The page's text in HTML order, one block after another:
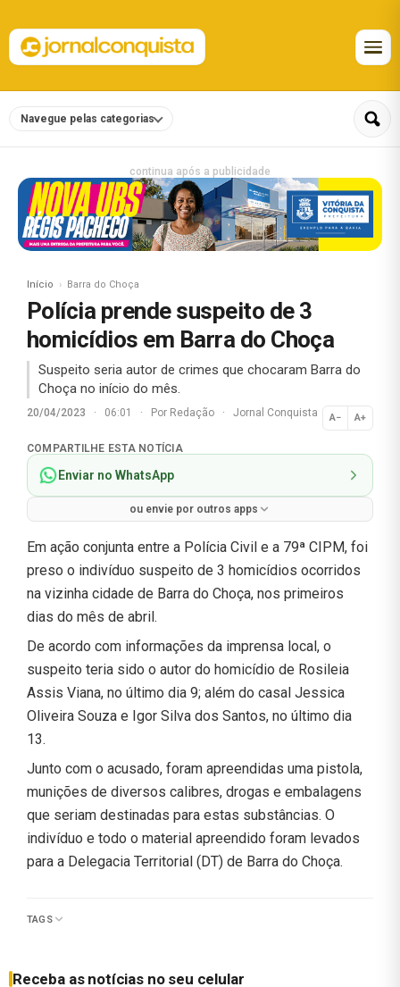
Navegue pelas categorias
continua após a publicidade
Início Barra do Choça
Polícia prende suspeito de 3
homicídios em Barra do Choça
Suspeito seria autor de crimes que chocaram Barra do
Choça no início do mês.
20/04/2023 · 06:01 · Por Redação · Jornal Conquista A− A+
Normal
COMPARTILHE ESTA NOTÍCIA
Enviar no WhatsApp
ou envie por outros apps
Em ação conjunta entre a Polícia Civil e a 79ª CIPM, foi
preso o indivíduo suspeito de 3 homicídios ocorridos
na vizinha cidade de Barra do Choça, nos primeiros
dias do mês de abril.
De acordo com informações da imprensa local, o
suspeito teria sido o autor do homicídio de Rosileia
Assis Viana, no último dia 9; além do casal Jessica
Oliveira Souza e Igor Silva dos Santos, no último dia
13.
Junto com o acusado, foram apreendidas uma pistola,
munições de diversos calibres, drogas e embalagens
que seriam destinadas para estas substâncias. O
indivíduo e todo o material apreendido foram levados
para a Delegacia Territorial (DT) de Barra do Choça.
TAGS
Receba as notícias no seu celular